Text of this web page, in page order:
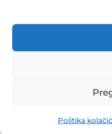
Politika
navigation